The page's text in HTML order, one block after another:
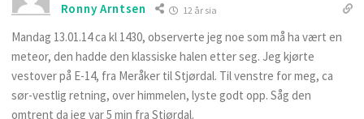
Ronny Arntsen 12 år sia
Mandag 13.01.14 ca kl 1430, observerte jeg noe som må ha vært en
meteor, den hadde den klassiske halen etter seg. Jeg kjørte
vestover på E-14, fra Meråker til Stjørdal. Til venstre for meg, ca
sør-vestlig retning, over himmelen, lyste godt opp. Såg den
omtrent da jeg var 5 min fra Stjørdal.